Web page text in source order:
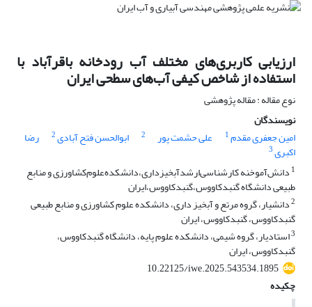
ارزیابی کاربری‌های مختلف آب رودخانه باقرآباد با
استفاده از شاخص کیفی آب‌های سطحی ایران
نوع مقاله : مقاله پژوهشی
نویسندگان
امین جعفری مقدم1 علی حشمت پور 2 ابوالحسن فتح آبادی2 رضا
اکبری3
1 دانش‌آموخنه ‌کارشناسی‌ارشد‌آبخیزداری،‌دانشکده‌علوم‌کشاورزی و منابع
طبیعی دانشگاه گنبدکاووس،گنبدکاووس،ایران
2دانشیار، گروه مرتع و آبخیز داری، دانشکده علوم کشاورزی و منابع طبیعی
گنبدکاووس، گنبدکاووس، ایران
3استادیار، گروه شیمی، دانشکده علوم پایه، دانشگاه گنبدکاووس،
گنبدکاووس، ایران
10.22125/iwe.2025.543534.1895
چکیده